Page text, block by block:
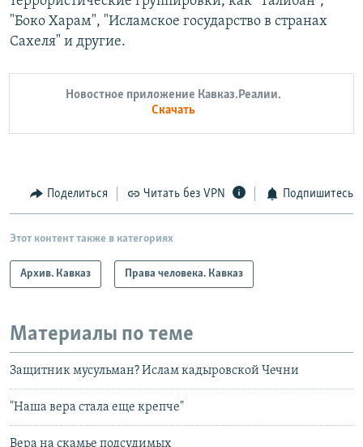
"Боко Харам", "Исламское государство в странах
Сахеля" и другие.
Новостное приложение Кавказ.Реалии.
Скачать
Поделиться Читать без VPN Подпишитесь
Этот контент также в категориях
Архив. Кавказ Права человека. Кавказ
Материалы по теме
Защитник мусульман? Ислам кадыровской Чечни
"Наша вера стала еще крепче"
Вера на скамье подсудимых